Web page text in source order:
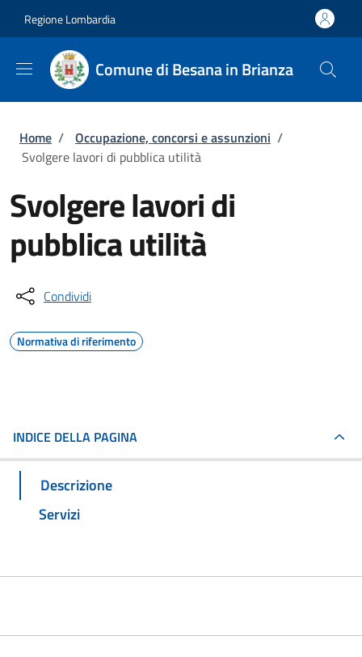
Regione Lombardia
Comune di Besana in Brianza
Briciole di pane
Home / Occupazione, concorsi e assunzioni /
Svolgere lavori di pubblica utilità
Svolgere lavori di
pubblica utilità
Condividi
Normativa di riferimento
INDICE DELLA PAGINA
Descrizione
Servizi